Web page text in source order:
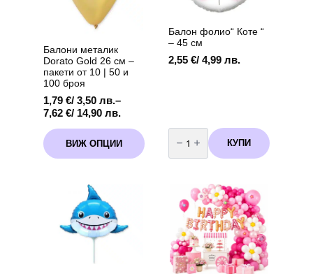
Балони металик
Dorato Gold 26 см –
пакети от 10 | 50 и
100 броя
1,79 €/ 3,50 лв.–
7,62 €/ 14,90 лв.
Price
1,79 €
/
3,50 лв.
14,90 лв.
ВИЖ ОПЦИИ
This
product
has
options
may
Балон фолио“ Коте “
– 45 см
2,55 €/ 4,99 лв.
количество
за
Балон
фолио"
см
КУПИ